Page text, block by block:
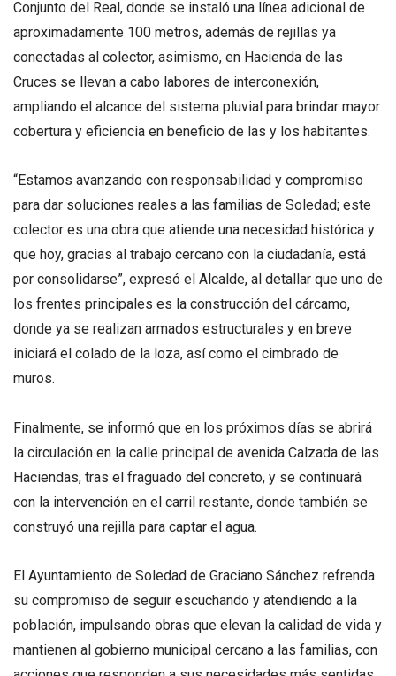
Conjunto del Real, donde se instaló una línea adicional de
aproximadamente 100 metros, además de rejillas ya
conectadas al colector, asimismo, en Hacienda de las
Cruces se llevan a cabo labores de interconexión,
ampliando el alcance del sistema pluvial para brindar mayor
cobertura y eficiencia en beneficio de las y los habitantes.
“Estamos avanzando con responsabilidad y compromiso
para dar soluciones reales a las familias de Soledad; este
colector es una obra que atiende una necesidad histórica y
que hoy, gracias al trabajo cercano con la ciudadanía, está
por consolidarse”, expresó el Alcalde, al detallar que uno de
los frentes principales es la construcción del cárcamo,
donde ya se realizan armados estructurales y en breve
iniciará el colado de la loza, así como el cimbrado de
muros.
Finalmente, se informó que en los próximos días se abrirá
la circulación en la calle principal de avenida Calzada de las
Haciendas, tras el fraguado del concreto, y se continuará
con la intervención en el carril restante, donde también se
construyó una rejilla para captar el agua.
El Ayuntamiento de Soledad de Graciano Sánchez refrenda
su compromiso de seguir escuchando y atendiendo a la
población, impulsando obras que elevan la calidad de vida y
mantienen al gobierno municipal cercano a las familias, con